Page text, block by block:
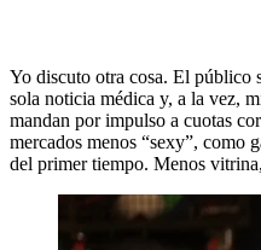
Yo discuto otra cosa. El público
sola noticia médica y, a la vez,
mandan por impulso a cuotas
mercados menos “sexy”, como
del primer tiempo. Menos